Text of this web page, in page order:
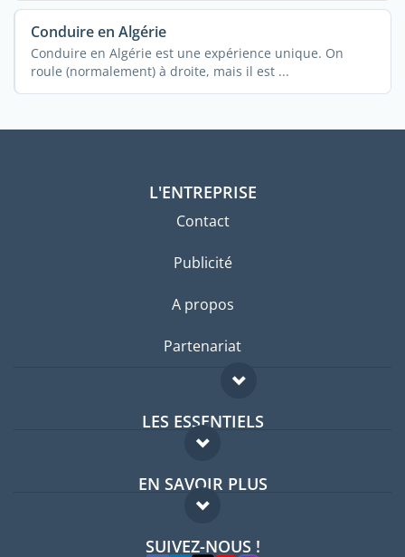
Conduire en Algérie
Conduire en Algérie est une expérience unique. On
roule (normalement) à droite, mais il est ...
L'ENTREPRISE
Contact
Publicité
A propos
Partenariat
LES ESSENTIELS
Forum expatriés
Guides pays
EN SAVOIR PLUS
FAQ
SUIVEZ-NOUS !